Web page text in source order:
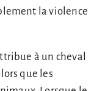
la violence
à un cheval
que les